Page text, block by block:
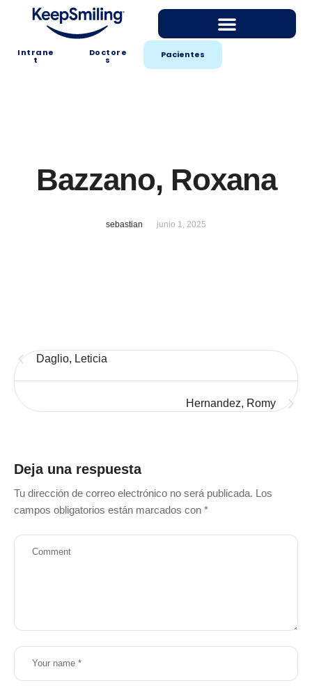
Intrane
t
Doctore
s Pacientes
Bazzano, Roxana
sebastian junio 1, 2025
Daglio, Leticia
Hernandez, Romy
Deja una respuesta
Tu dirección de correo electrónico no será publicada. Los
campos obligatorios están marcados con *